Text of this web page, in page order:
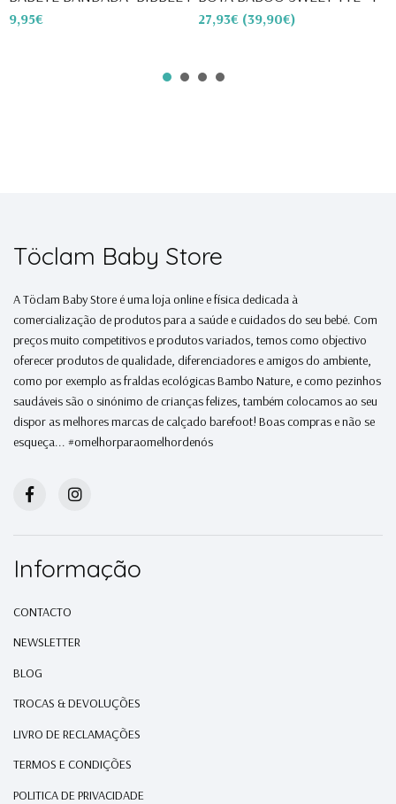
9,95€ 27,93€ (39,90€)
Töclam Baby Store
A Töclam Baby Store é uma loja online e física dedicada à
comercialização de produtos para a saúde e cuidados do seu bebé. Com
preços muito competitivos e produtos variados, temos como objectivo
oferecer produtos de qualidade, diferenciadores e amigos do ambiente,
como por exemplo as fraldas ecológicas Bambo Nature, e como pezinhos
saudáveis são o sinónimo de crianças felizes, também colocamos ao seu
dispor as melhores marcas de calçado barefoot! Boas compras e não se
esqueça... #omelhorparaomelhordenós
Informação
CONTACTO
NEWSLETTER
BLOG
TROCAS & DEVOLUÇÕES
LIVRO DE RECLAMAÇÕES
TERMOS E CONDIÇÕES
POLITICA DE PRIVACIDADE